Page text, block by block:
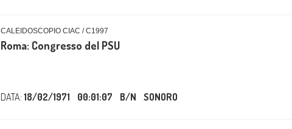
CALEIDOSCOPIO CIAC / C1997
Roma: Congresso del PSU
DATA: 18/02/1971 00:01:07 B/N SONORO